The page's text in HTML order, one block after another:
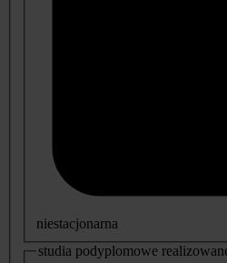
niestacjonarna
studia podyplomowe